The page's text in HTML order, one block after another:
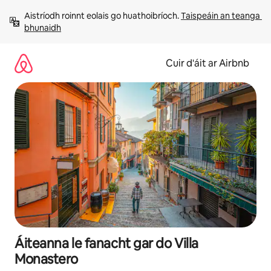
chuig
ábhar
Aistríodh roinnt eolais go huathoibríoch. Taispeáin an teanga
bhunaidh
Cuir d'áit ar Airbnb
Áiteanna le fanacht gar do Villa
Monastero